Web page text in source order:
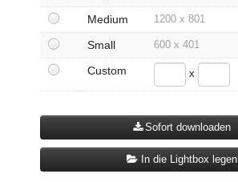
Medium 1200 x 801
Small 600 x 401
Custom x
Sofort downloaden
In die Lightbox legen